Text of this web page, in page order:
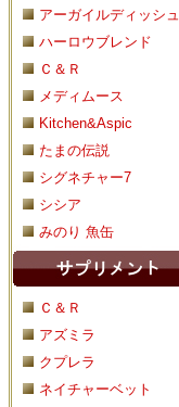
アーガイルディッシュ
ハーロウブレンド
Ｃ＆Ｒ
メディムース
Kitchen&Aspic
たまの伝説
シグネチャー7
シシア
みのり 魚缶
Ｃ＆Ｒ
アズミラ
クプレラ
ネイチャーベット